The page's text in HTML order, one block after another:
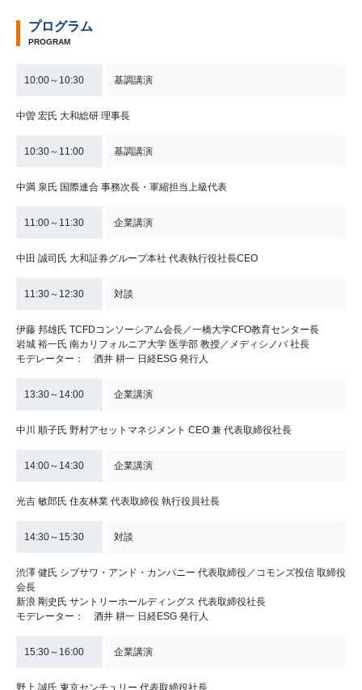
プログラム
PROGRAM
10:00～10:30 基調講演
中曽 宏氏 大和総研 理事長
10:30～11:00 基調講演
中満 泉氏 国際連合 事務次長・軍縮担当上級代表
11:00～11:30 企業講演
中田 誠司氏 大和証券グループ本社 代表執行役社長CEO
11:30～12:30 対談
伊藤 邦雄氏 TCFDコンソーシアム会長／一橋大学CFO教育センター長
岩城 裕一氏 南カリフォルニア大学 医学部 教授／メディシノバ 社長
モデレーター： 酒井 耕一 日経ESG 発行人
13:30～14:00 企業講演
中川 順子氏 野村アセットマネジメント CEO 兼 代表取締役社長
14:00～14:30 企業講演
光吉 敏郎氏 住友林業 代表取締役 執行役員社長
14:30～15:30 対談
渋澤 健氏 シブサワ・アンド・カンパニー 代表取締役／コモンズ投信 取締役
会長
新浪 剛史氏 サントリーホールディングス 代表取締役社長
モデレーター： 酒井 耕一 日経ESG 発行人
15:30～16:00 企業講演
野上 誠氏 東京センチュリー 代表取締役社長